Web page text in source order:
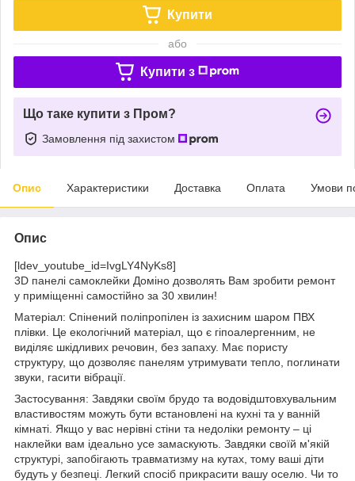
Купити
або
Купити з
Що таке купити з Пром?
Замовлення під захистом
Опис Характеристики Доставка Оплата Умови
Опис
[ldev_youtube_id=IvgLY4NyKs8]
3D панелі самоклейки Доміно дозволять Вам зробити ремонт
у приміщенні самостійно за 30 хвилин!
Матеріал: Спінений поліпропілен із захисним шаром ПВХ
плівки. Це екологічний матеріал, що є гіпоалергенним, не
виділяє шкідливих речовин, без запаху. Має пористу
структуру, що дозволяє панелям утримувати тепло, поглинати
звуки, гасити вібрації.
Застосування: Завдяки своїм брудо та водовідштовхувальним
властивостям можуть бути встановлені на кухні та у ванній
кімнаті. Якщо у вас нерівні стіни та недоліки ремонту – ці
наклейки вам ідеально усе замаскують. Завдяки своїй м'якій
структурі, запобігають травматизму на кутах, тому ваші діти
будуть у безпеці. Легкий спосіб прикрасити вашу оселю. Чи то